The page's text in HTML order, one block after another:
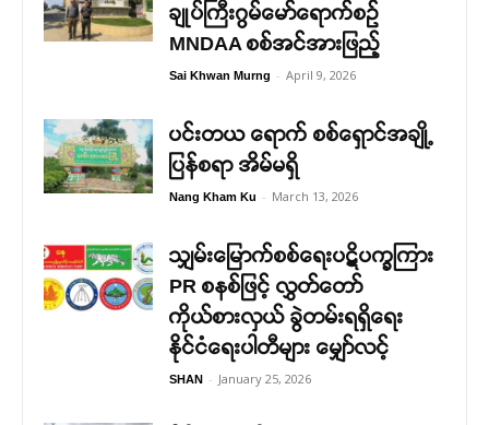
ချုပ်ကြီးဂွမ်မော်ရောက်စဉ်
MNDAA စစ်အင်အားဖြည့်
Sai Khwan Murng - April 9, 2026
ပင်းတယ ရောက် စစ်ရှောင်အချို့
ပြန်စရာ အိမ်မရှိ
Nang Kham Ku - March 13, 2026
သျှမ်းမြောက်စစ်ရေးပဋိပက္ခကြား
PR စနစ်ဖြင့် လွှတ်တော်
ကိုယ်စားလှယ် ခွဲတမ်းရရှိရေး
နိုင်ငံရေးပါတီများ မျှော်လင့်
SHAN - January 25, 2026